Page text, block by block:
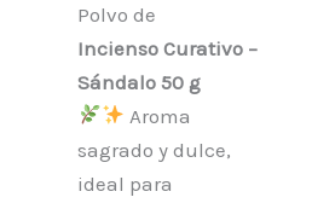
Polvo de
Incienso Curativo –
Sándalo 50 g
Aroma
sagrado y dulce,
ideal para